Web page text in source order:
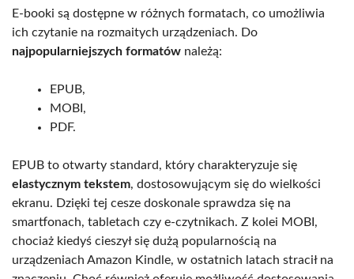
E-booki są dostępne w różnych formatach, co umożliwia
ich czytanie na rozmaitych urządzeniach. Do
najpopularniejszych formatów należą:
EPUB,
MOBI,
PDF.
EPUB to otwarty standard, który charakteryzuje się
elastycznym tekstem, dostosowującym się do wielkości
ekranu. Dzięki tej cesze doskonale sprawdza się na
smartfonach, tabletach czy e-czytnikach. Z kolei MOBI,
chociaż kiedyś cieszył się dużą popularnością na
urządzeniach Amazon Kindle, w ostatnich latach stracił na